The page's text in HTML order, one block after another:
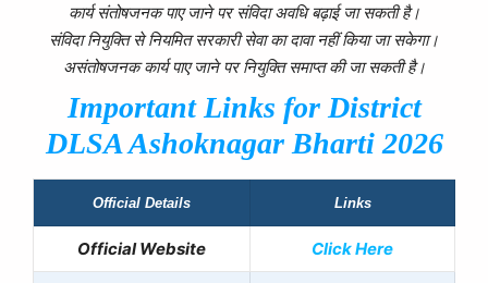
कार्य संतोषजनक पाए जाने पर संविदा अवधि बढ़ाई जा सकती है।
संविदा नियुक्ति से नियमित सरकारी सेवा का दावा नहीं किया जा सकेगा।
असंतोषजनक कार्य पाए जाने पर नियुक्ति समाप्त की जा सकती है।
Important Links for District
DLSA Ashoknagar Bharti 2026
Official Details Links
Official Website Click Here